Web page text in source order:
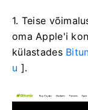
1. Teise
oma Apple'i
külastades
u ].